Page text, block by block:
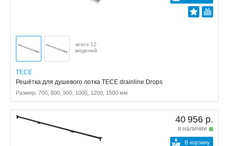
всего 12
моделей
TECE
Решётка для душевого лотка TECE drainline Drops
Размер: 700, 800, 900, 1000, 1200, 1500 мм
40 956 р.
в наличии
В корзину